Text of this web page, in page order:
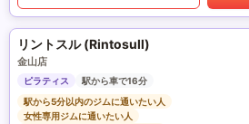
リントスル (Rintosull)
金山店
ピラティス
駅から車で16分
駅から5分以内のジムに通いたい人
女性専用ジムに通いたい人